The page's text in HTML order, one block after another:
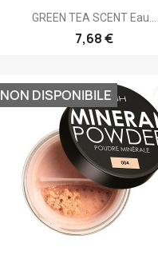
GREEN TEA SCENT Eau...
7,68 €
NON DISPONIBILE